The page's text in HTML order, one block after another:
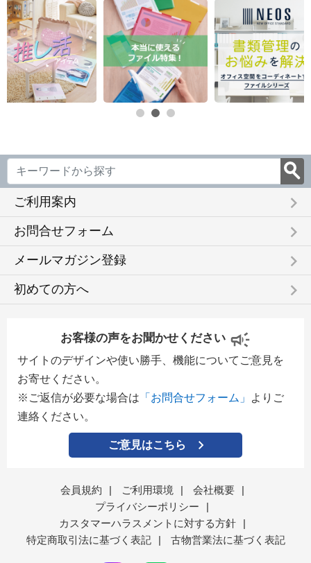
ご利用案内 keyboard_arrow_right
お問合せフォーム keyboard_arrow_right
メールマガジン登録 keyboard_arrow_right
初めての方へ keyboard_arrow_right
お客様の声をお聞かせください
サイトのデザインや使い勝手、機能についてご意見を
お寄せください。
※ご返信が必要な場合は 「お問合せフォーム」
よりご
連絡ください。
ご意見はこちら
会員規約 | ご利用環境 | 会社概要
|
プライバシーポリシー
|
カスタマーハラスメントに対する方針
|
特定商取引法に基づく表記
| 古物営業法に基づく表記